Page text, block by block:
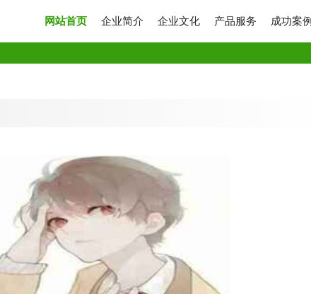
网站首页 企业简介 企业文化 产品服务 成功案